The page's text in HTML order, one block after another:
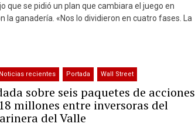
que se pidió un plan que cambiara el juego en
la ganadería. «Nos lo dividieron en cuatro fases. La
Noticias recientes Portada Wall Street
sobre seis paquetes de acciones
millones entre inversoras del
del Valle